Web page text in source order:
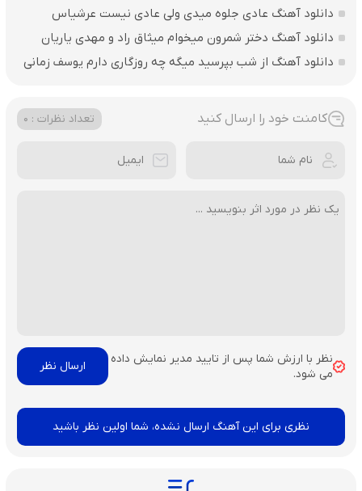
دانلود آهنگ عادی جلوه میدی ولی عادی نیست عرشیاس
دانلود آهنگ دختر شمرون میخوام میثاق راد و مهدی یاریان
دانلود آهنگ از شب بپرسید میگه چه روزگاری دارم یوسف زمانی
کامنت خود را ارسال کنید تعداد نظرات : 0
نظر با ارزش شما پس از تایید مدیر نمایش داده
می شود.
نظری برای این آهنگ ارسال نشده، شما اولین نظر باشید